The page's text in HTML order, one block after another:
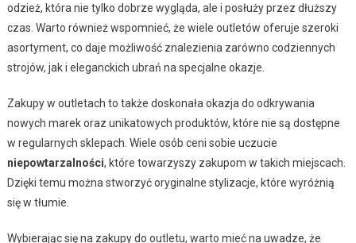
odzież, która nie tylko dobrze wygląda, ale i posłuży przez dłuższy
czas. Warto również wspomnieć, że wiele outletów oferuje szeroki
asortyment, co daje możliwość znalezienia zarówno codziennych
strojów, jak i eleganckich ubrań na specjalne okazje.
Zakupy w outletach to także doskonała okazja do odkrywania
nowych marek oraz unikatowych produktów, które nie są dostępne
w regularnych sklepach. Wiele osób ceni sobie uczucie
niepowtarzalności, które towarzyszy zakupom w takich miejscach.
Dzięki temu można stworzyć oryginalne stylizacje, które wyróżnią
się w tłumie.
Wybierając się na zakupy do outletu, warto mieć na uwadze, że